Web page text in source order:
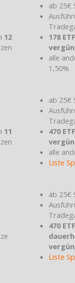
12
ab 25€
178
alle
1,50%
11
ab 25€
470
alle
Liste
ab 25€
470
Liste